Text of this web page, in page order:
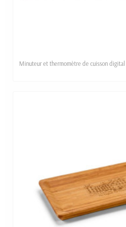
Minuteur et thermomètre de cuisson